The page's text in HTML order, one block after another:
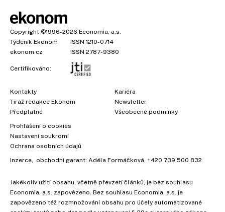
Copyright ©1996-2026 Economia, a.s.
Týdeník Ekonom
ISSN 1210-0714
ekonom.cz
ISSN 2787-9380
Certifikováno:
Kontakty
Tiráž redakce Ekonom
Předplatné
Kariéra
Newsletter
Všeobecné podmínky
Prohlášení o cookies
Nastavení soukromí
Ochrana osobních údajů
Inzerce , obchodní garant: Adéla Formáčková +420 739 500 832
Jakékoliv užití obsahu, včetně převzetí článků, je bez souhlasu
Economia, a.s. zapovězeno. Bez souhlasu Economia, a.s. je
zapovězeno též rozmnožování obsahu pro účely automatizované